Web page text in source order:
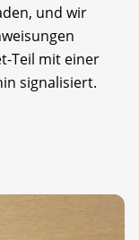
und wir
Teil mit einer
signalisiert.